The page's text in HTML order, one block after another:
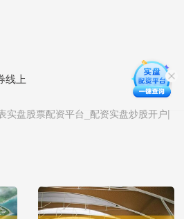
线上
实盘股票配资平台_配资实盘炒股开户|